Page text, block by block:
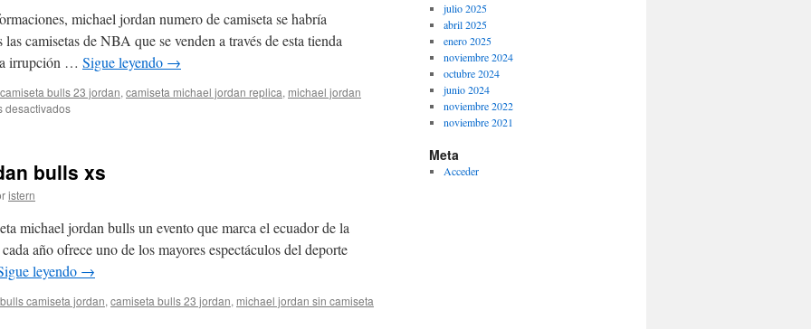
michael jordan numero de camiseta se habría
camisetas de NBA que se venden a través de esta tienda
irrupción … Sigue leyendo →
camiseta bulls 23 jordan, camiseta michael jordan replica, michael jordan
desactivadosen
bulls
bulls xs
istern
michael jordan bulls un evento que marca el ecuador de la
año ofrece uno de los mayores espectáculos del deporte
leyendo →
bulls camiseta jordan, camiseta bulls 23 jordan, michael jordan sin camiseta
julio 2025
abril 2025
enero 2025
noviembre 2024
octubre 2024
junio 2024
noviembre 2022
noviembre 2021
Meta
Acceder